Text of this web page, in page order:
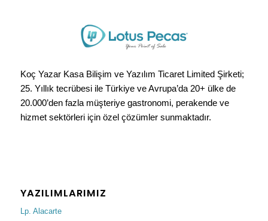
Koç Yazar Kasa Bilişim ve Yazılım Ticaret Limited Şirketi;
25. Yıllık tecrübesi ile Türkiye ve Avrupa’da 20+ ülke de
20.000’den fazla müşteriye gastronomi, perakende ve
hizmet sektörleri için özel çözümler sunmaktadır.
YAZILIMLARIMIZ
Lp. Alacarte